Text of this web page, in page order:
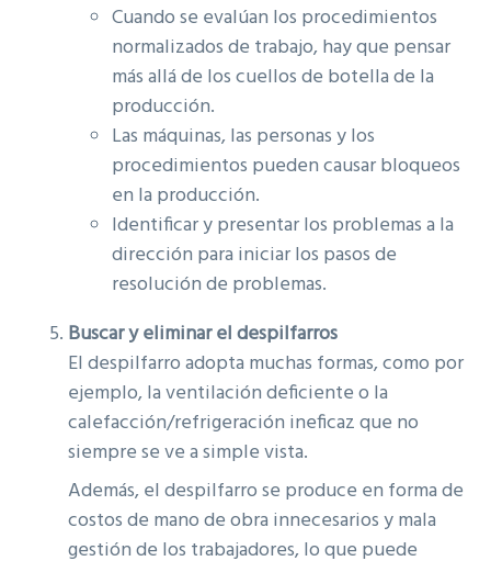
Cuando se evalúan los procedimientos
normalizados de trabajo, hay que pensar
más allá de los cuellos de botella de la
producción.
Las máquinas, las personas y los
procedimientos pueden causar bloqueos
en la producción.
Identificar y presentar los problemas a la
dirección para iniciar los pasos de
resolución de problemas.
Buscar y eliminar el despilfarros
El despilfarro adopta muchas formas, como por
ejemplo, la ventilación deficiente o la
calefacción/refrigeración ineficaz que no
siempre se ve a simple vista.
Además, el despilfarro se produce en forma de
costos de mano de obra innecesarios y mala
gestión de los trabajadores, lo que puede